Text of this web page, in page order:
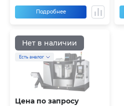
Подробнее
Нет в наличии
Есть аналог
Цена по запросу